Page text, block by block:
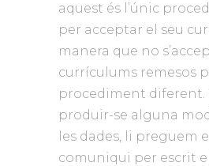
aquest és l’únic
per acceptar el seu
manera que no
currículums remesos
procediment diferent.
produir-se alguna
les dades, li preguem
comuniqui per escrit